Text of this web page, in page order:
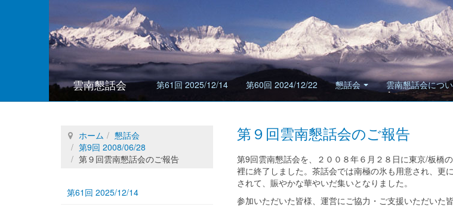
雲南懇話会 第61回 2025/12/14 第60回 2024/12/22 懇話会 雲南懇話会につ
第９回雲南懇話会のご報告
第9回雲南懇話会を、２００８年６月２８日に東京/板橋
裡に終了しました。茶話会では南極の氷も用意され、更
されて、賑やかな華やいだ集いとなりました。
参加いただいた皆様、運営にご協力・ご支援いただいた
ホーム
懇話会
第9回 2008/06/28
第９回雲南懇話会のご報告
第61回 2025/12/14